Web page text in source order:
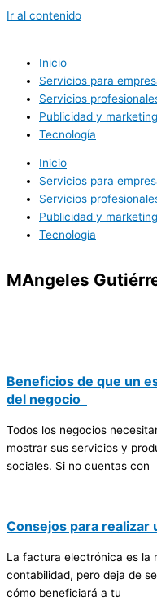
Ir al contenido
Inicio
Servicios para
Servicios
Publicidad y marketing
Tecnología
Inicio
Servicios para
Servicios
Publicidad y marketing
Tecnología
MAngeles
Beneficios de que un
del negocio
Todos los negocios
mostrar sus servicios y
sociales. Si no cuentas con
Consejos para realizar
La factura electrónica es la
contabilidad, pero deja de
cómo beneficiará a tu